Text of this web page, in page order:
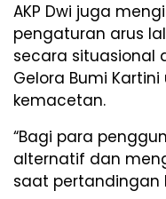
AKP Dwi juga
pengaturan arus
secara situasional
Gelora Bumi
kemacetan.
“Bagi para
alternatif dan
saat pertandingan